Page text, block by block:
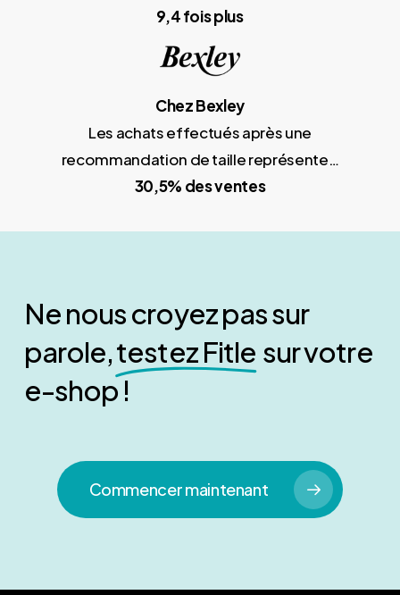
9,4 fois plus
Chez Bexley
Les achats effectués après une
recommandation de taille représente…
30,5% des ventes
Ne nous croyez pas sur
parole,testez Fitle sur votre
e-shop !
Commencer maintenant